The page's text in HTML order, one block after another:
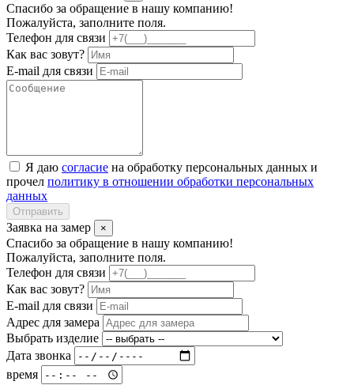
Спасибо за обращение в нашу компанию!
Пожалуйста, заполните поля.
Телефон для связи
Как вас зовут?
E-mail для связи
Я даю согласие на обработку персональных данных и
прочел политику в отношении обработки персональных
данных
Отправить
Заявка на замер ×
Спасибо за обращение в нашу компанию!
Пожалуйста, заполните поля.
Телефон для связи
Как вас зовут?
E-mail для связи
Адрес для замера
Выбрать изделие
Дата звонка
время